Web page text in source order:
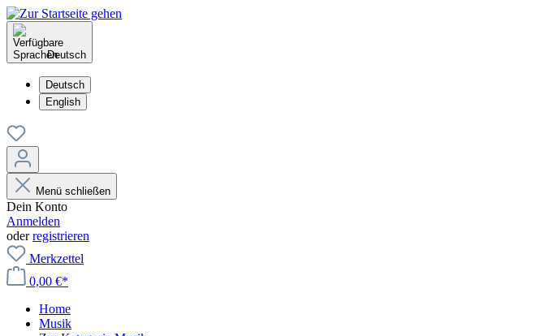
Deutsch
Deutsch
English
Menü schließen
Dein Konto
Anmelden
oderregistrieren
Merkzettel
0,00 €*
Home
Musik